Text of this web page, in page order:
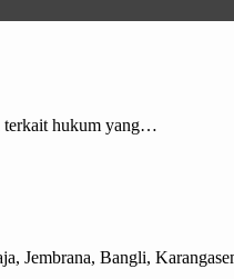
terkait hukum yang…
Jembrana, Bangli,